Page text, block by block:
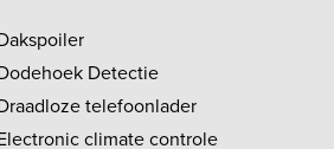
Detectie
telefoonlader
climate controle